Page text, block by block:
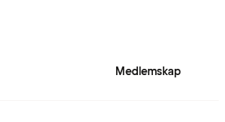
Medlemskap